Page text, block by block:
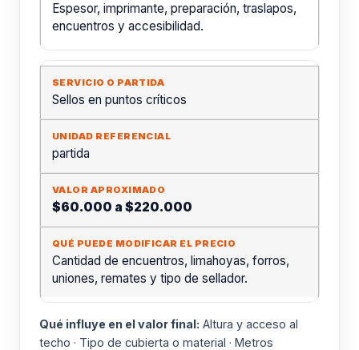
Espesor, imprimante, preparación, traslapos,
encuentros y accesibilidad.
Sellos en puntos críticos
partida
$60.000 a $220.000
Cantidad de encuentros, limahoyas, forros,
uniones, remates y tipo de sellador.
Qué influye en el valor final: Altura y acceso al
techo · Tipo de cubierta o material · Metros